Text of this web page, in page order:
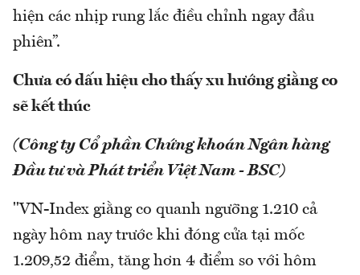
hiện các nhịp rung lắc điều chỉnh ngay đầu
phiên”.
Chưa có dấu hiệu cho thấy xu hướng giằng co
sẽ kết thúc
(Công ty Cổ phần Chứng khoán Ngân hàng
Đầu tư và Phát triển Việt Nam - BSC)
"VN-Index giằng co quanh ngưỡng 1.210 cả
ngày hôm nay trước khi đóng cửa tại mốc
1.209,52 điểm, tăng hơn 4 điểm so với hôm